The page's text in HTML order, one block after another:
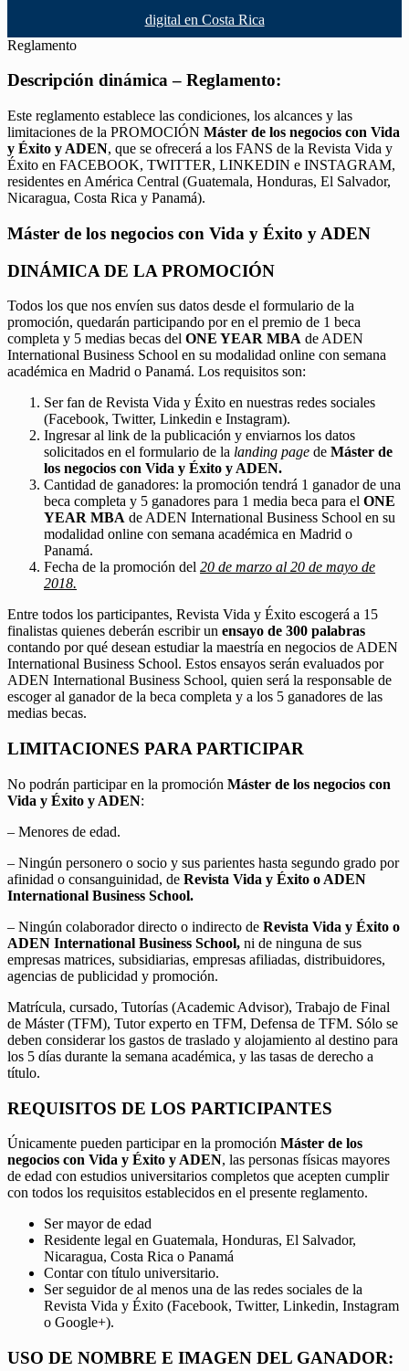
digital en Costa Rica
Reglamento
Descripción dinámica – Reglamento:
Este reglamento establece las condiciones, los alcances y las
limitaciones de la PROMOCIÓN Máster de los negocios con Vida
y Éxito y ADEN, que se ofrecerá a los FANS de la Revista Vida y
Éxito en FACEBOOK, TWITTER, LINKEDIN e INSTAGRAM,
residentes en América Central (Guatemala, Honduras, El Salvador,
Nicaragua, Costa Rica y Panamá).
Máster de los negocios con Vida y Éxito y ADEN
DINÁMICA DE LA PROMOCIÓN
Todos los que nos envíen sus datos desde el formulario de la
promoción, quedarán participando por en el premio de 1 beca
completa y 5 medias becas del ONE YEAR MBA de ADEN
International Business School en su modalidad online con semana
académica en Madrid o Panamá. Los requisitos son:
Ser fan de Revista Vida y Éxito en nuestras redes sociales
(Facebook, Twitter, Linkedin e Instagram).
Ingresar al link de la publicación y enviarnos los datos
solicitados en el formulario de la landing page de Máster de
los negocios con Vida y Éxito y ADEN.
Cantidad de ganadores: la promoción tendrá 1 ganador de una
beca completa y 5 ganadores para 1 media beca para el ONE
YEAR MBA de ADEN International Business School en su
modalidad online con semana académica en Madrid o
Panamá.
Fecha de la promoción del 20 de marzo al 20 de mayo de
2018.
Entre todos los participantes, Revista Vida y Éxito escogerá a 15
finalistas quienes deberán escribir un ensayo de 300 palabras
contando por qué desean estudiar la maestría en negocios de ADEN
International Business School. Estos ensayos serán evaluados por
ADEN International Business School, quien será la responsable de
escoger al ganador de la beca completa y a los 5 ganadores de las
medias becas.
LIMITACIONES PARA PARTICIPAR
No podrán participar en la promoción Máster de los negocios con
Vida y Éxito y ADEN:
– Menores de edad.
– Ningún personero o socio y sus parientes hasta segundo grado por
afinidad o consanguinidad, de Revista Vida y Éxito o ADEN
International Business School.
– Ningún colaborador directo o indirecto de Revista Vida y Éxito o
ADEN International Business School, ni de ninguna de sus
empresas matrices, subsidiarias, empresas afiliadas, distribuidores,
agencias de publicidad y promoción.
Matrícula, cursado, Tutorías (Academic Advisor), Trabajo de Final
de Máster (TFM), Tutor experto en TFM, Defensa de TFM. Sólo se
deben considerar los gastos de traslado y alojamiento al destino para
los 5 días durante la semana académica, y las tasas de derecho a
título.
REQUISITOS DE LOS PARTICIPANTES
Únicamente pueden participar en la promoción Máster de los
negocios con Vida y Éxito y ADEN, las personas físicas mayores
de edad con estudios universitarios completos que acepten cumplir
con todos los requisitos establecidos en el presente reglamento.
Ser mayor de edad
Residente legal en Guatemala, Honduras, El Salvador,
Nicaragua, Costa Rica o Panamá
Contar con título universitario.
Ser seguidor de al menos una de las redes sociales de la
Revista Vida y Éxito (Facebook, Twitter, Linkedin, Instagram
o Google+).
USO DE NOMBRE E IMAGEN DEL GANADOR: